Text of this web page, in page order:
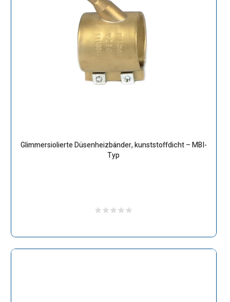
Glimmersiolierte Düsenheizbänder, kunststoffdicht – MBI-
Typ